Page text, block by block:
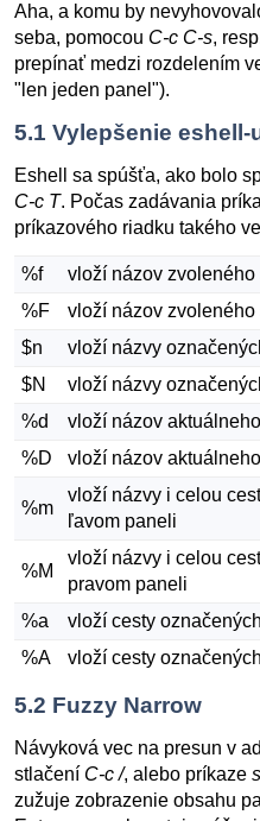
Aha, a komu by
seba, pomocou C-c C-s,
prepínať medzi rozdelením
"len jeden panel").
5.1 Vylepšenie eshell-
Eshell sa spúšťa, ako bolo
C-c T. Počas zadávania
príkazového riadku takého
%f
vloží názov
%F
vloží názov
$n
vloží názvy
$N
vloží názvy
%d
vloží názov
%D
vloží názov
%m
vloží názvy i celou
ľavom paneli
%M
vloží názvy i celou
pravom paneli
%a
vloží cesty
%A
vloží cesty
5.2 Fuzzy Narrow
Návyková vec na presun v
stlačení C-c /, alebo príkaze
zužuje zobrazenie obsahu